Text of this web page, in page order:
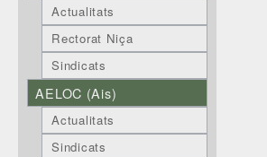
Actualitats
Rectorat Niça
Sindicats
AELOC (Ais)
Actualitats
Sindicats